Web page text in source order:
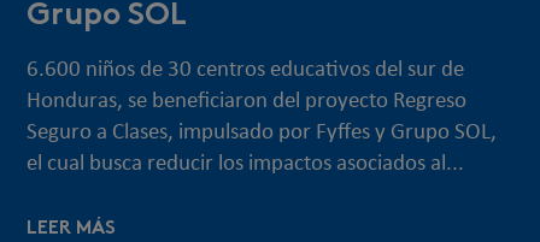
Grupo SOL
6.600 niños de 30 centros educativos del sur de
Honduras, se beneficiaron del proyecto Regreso
Seguro a Clases, impulsado por Fyffes y Grupo SOL,
el cual busca reducir los impactos asociados al...
LEER MÁS